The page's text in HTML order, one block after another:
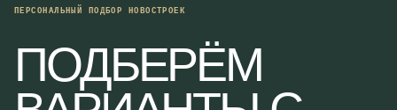
ПЕРСОНАЛЬНЫЙ ПОДБОР НОВОСТРОЕК
ПОДБЕРЁМ